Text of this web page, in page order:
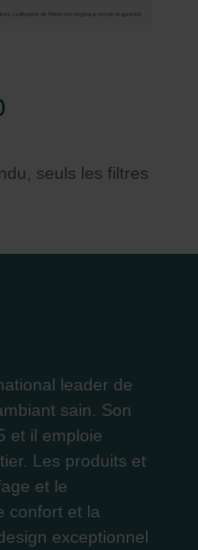
seuls les filtres
leader de
sain. Son
et il emploie
Les produits et
et le
confort et la
exceptionnel